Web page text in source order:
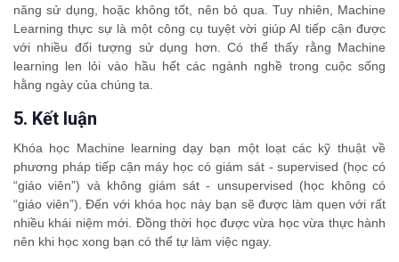
năng sử dụng, hoặc không tốt, nên bỏ qua. Tuy nhiên, Machine
Learning thực sự là một công cụ tuyệt vời giúp AI tiếp cận được
với nhiều đối tượng sử dụng hơn. Có thể thấy rằng Machine
learning len lỏi vào hầu hết các ngành nghề trong cuộc sống
hằng ngày của chúng ta.
5. Kết luận
Khóa học Machine learning dạy bạn một loạt các kỹ thuật về
phương pháp tiếp cận máy học có giám sát - supervised (học có
“giáo viên”) và không giám sát - unsupervised (học không có
“giáo viên”). Đến với khóa học này bạn sẽ được làm quen với rất
nhiều khái niệm mới. Đồng thời học được vừa học vừa thực hành
nên khi học xong bạn có thể tự làm việc ngay.